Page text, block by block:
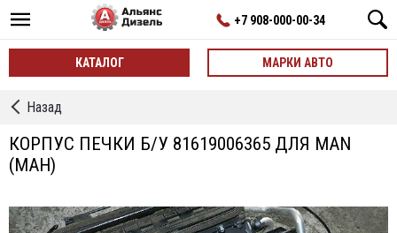
+7 908-000-00-34
КАТАЛОГ МАРКИ АВТО
←Назад
КОРПУС ПЕЧКИ Б/У 81619006365 ДЛЯ MAN
(МАН)